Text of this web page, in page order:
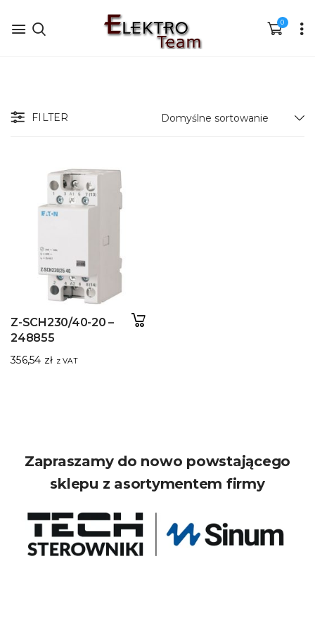
0
FILTER
Z-SCH230/40-20 –
248855
356,54 zł z VAT
Zapraszamy do nowo powstającego
sklepu z asortymentem firmy